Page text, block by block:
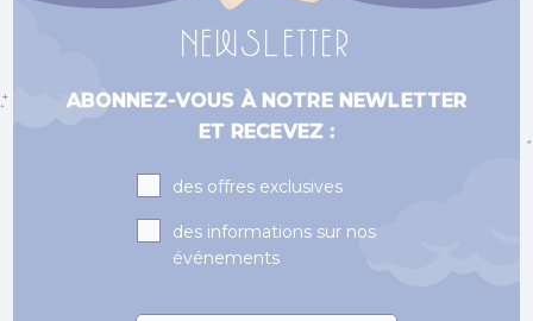
NEWSLETTER
ABONNEZ-VOUS À NOTRE NEWLETTER
ET RECEVEZ :
Subscriptions
des offres exclusives
des informations sur nos
événements